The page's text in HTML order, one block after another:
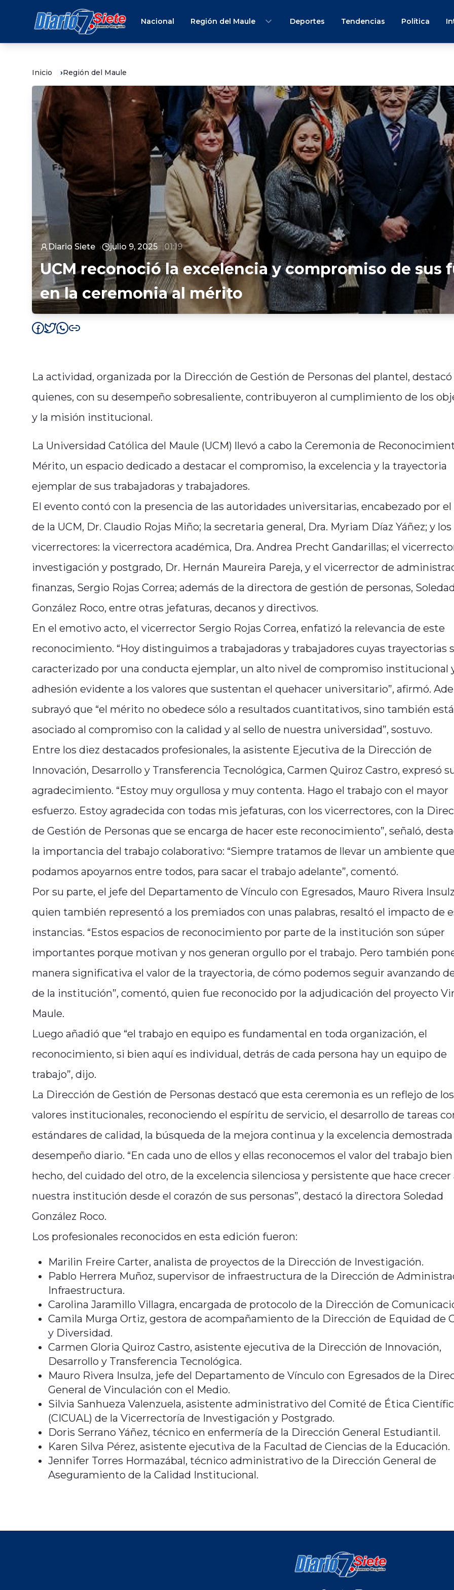
Nacional Región del Maule Deportes Tendencias Política
Inicio Región del Maule
Diario Siete julio 9, 2025 01:19
UCM reconoció la excelencia y compromiso de sus
en la ceremonia al mérito
La actividad, organizada por la Dirección de Gestión de Personas del plantel, destacó
quienes, con su desempeño sobresaliente, contribuyeron al cumplimiento de los
y la misión institucional.
La Universidad Católica del Maule (UCM) llevó a cabo la Ceremonia de
Mérito, un espacio dedicado a destacar el compromiso, la excelencia y la trayectoria
ejemplar de sus trabajadoras y trabajadores.
El evento contó con la presencia de las autoridades universitarias, encabezado por
de la UCM, Dr. Claudio Rojas Miño; la secretaria general, Dra. Myriam Díaz Yáñez; y
vicerrectores: la vicerrectora académica, Dra. Andrea Precht Gandarillas; el
investigación y postgrado, Dr. Hernán Maureira Pareja, y el vicerrector de
finanzas, Sergio Rojas Correa; además de la directora de gestión de personas,
González Roco, entre otras jefaturas, decanos y directivos.
En el emotivo acto, el vicerrector Sergio Rojas Correa, enfatizó la relevancia de este
reconocimiento. “Hoy distinguimos a trabajadoras y trabajadores cuyas trayectorias
caracterizado por una conducta ejemplar, un alto nivel de compromiso institucional
adhesión evidente a los valores que sustentan el quehacer universitario”, afirmó.
subrayó que “el mérito no obedece sólo a resultados cuantitativos, sino también
asociado al compromiso con la calidad y al sello de nuestra universidad”, sostuvo.
Entre los diez destacados profesionales, la asistente Ejecutiva de la Dirección de
Innovación, Desarrollo y Transferencia Tecnológica, Carmen Quiroz Castro, expresó
agradecimiento. “Estoy muy orgullosa y muy contenta. Hago el trabajo con el mayor
esfuerzo. Estoy agradecida con todas mis jefaturas, con los vicerrectores, con la
de Gestión de Personas que se encarga de hacer este reconocimiento”, señaló,
la importancia del trabajo colaborativo: “Siempre tratamos de llevar un ambiente
podamos apoyarnos entre todos, para sacar el trabajo adelante”, comentó.
Por su parte, el jefe del Departamento de Vínculo con Egresados, Mauro Rivera
quien también representó a los premiados con unas palabras, resaltó el impacto de
instancias. “Estos espacios de reconocimiento por parte de la institución son súper
importantes porque motivan y nos generan orgullo por el trabajo. Pero también
manera significativa el valor de la trayectoria, de cómo podemos seguir avanzando
de la institución”, comentó, quien fue reconocido por la adjudicación del proyecto
Maule.
Luego añadió que “el trabajo en equipo es fundamental en toda organización, el
reconocimiento, si bien aquí es individual, detrás de cada persona hay un equipo de
trabajo”, dijo.
La Dirección de Gestión de Personas destacó que esta ceremonia es un reflejo de los
valores institucionales, reconociendo el espíritu de servicio, el desarrollo de tareas
estándares de calidad, la búsqueda de la mejora continua y la excelencia demostrada
desempeño diario. “En cada uno de ellos y ellas reconocemos el valor del trabajo bien
hecho, del cuidado del otro, de la excelencia silenciosa y persistente que hace crecer
nuestra institución desde el corazón de sus personas”, destacó la directora Soledad
González Roco.
Los profesionales reconocidos en esta edición fueron:
Marilin Freire Carter, analista de proyectos de la Dirección de Investigación.
Pablo Herrera Muñoz, supervisor de infraestructura de la Dirección de
Infraestructura.
Carolina Jaramillo Villagra, encargada de protocolo de la Dirección de
Camila Murga Ortiz, gestora de acompañamiento de la Dirección de Equidad de
y Diversidad.
Carmen Gloria Quiroz Castro, asistente ejecutiva de la Dirección de Innovación,
Desarrollo y Transferencia Tecnológica.
Mauro Rivera Insulza, jefe del Departamento de Vínculo con Egresados de la
General de Vinculación con el Medio.
Silvia Sanhueza Valenzuela, asistente administrativo del Comité de Ética
(CICUAL) de la Vicerrectoría de Investigación y Postgrado.
Doris Serrano Yáñez, técnico en enfermería de la Dirección General Estudiantil.
Karen Silva Pérez, asistente ejecutiva de la Facultad de Ciencias de la Educación.
Jennifer Torres Hormazábal, técnico administrativo de la Dirección General de
Aseguramiento de la Calidad Institucional.